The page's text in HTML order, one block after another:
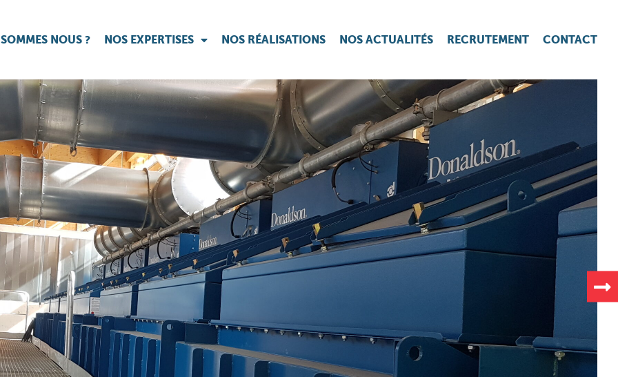
NOUS ? NOS EXPERTISES NOS RÉALISATIONS NOS ACTUALITÉS RECRUTEMENT CONTACT